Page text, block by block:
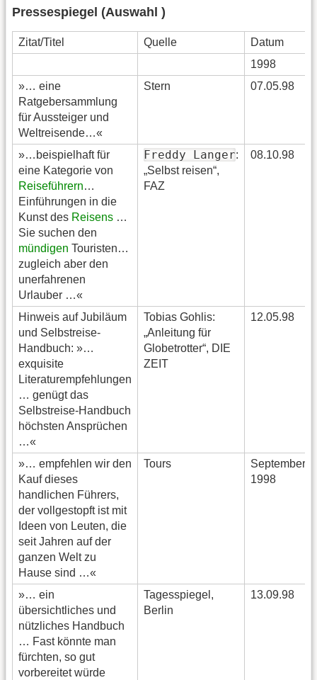
Pressespiegel (Auswahl )
Zitat/Titel Quelle
Datum
1998
»… eine
Ratgebersammlung
für Aussteiger und
Weltreisende…«
Stern 07.05.98
»…beispielhaft für
eine Kategorie von
Reiseführern…
Einführungen in die
Kunst des Reisens …
Sie suchen den
mündigen Touristen…
zugleich aber den
unerfahrenen
Urlauber …«
Freddy Langer:
„Selbst reisen“,
FAZ
08.10.98
Hinweis auf Jubiläum
und Selbstreise-
Handbuch: »…
exquisite
Literaturempfehlungen
… genügt das
Selbstreise-Handbuch
höchsten Ansprüchen
…«
Tobias Gohlis:
„Anleitung für
Globetrotter“, DIE
ZEIT
12.05.98
»… empfehlen wir den
Kauf dieses
handlichen Führers,
der vollgestopft ist mit
Ideen von Leuten, die
seit Jahren auf der
ganzen Welt zu
Hause sind …«
Tours
September/
1998
»… ein
übersichtliches und
nützliches Handbuch
… Fast könnte man
fürchten, so gut
vorbereitet würde
Tagesspiegel,
Berlin
13.09.98